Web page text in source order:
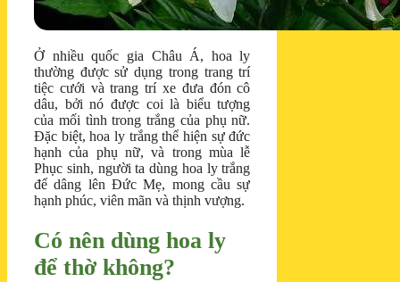
Ở nhiều quốc gia Châu Á, hoa ly
thường được sử dụng trong trang trí
tiệc cưới và trang trí xe đưa đón cô
dâu, bởi nó được coi là biểu tượng
của mối tình trong trắng của phụ nữ.
Đặc biệt, hoa ly trắng thể hiện sự đức
hạnh của phụ nữ, và trong mùa lễ
Phục sinh, người ta dùng hoa ly trắng
để dâng lên Đức Mẹ, mong cầu sự
hạnh phúc, viên mãn và thịnh vượng.
Có nên dùng hoa ly
để thờ không?